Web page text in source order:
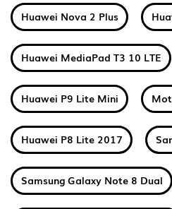
Huawei Nova 2 Plus
Huawei MediaPad T3 10 LTE
Huawei P9 Lite Mini
Huawei P8 Lite 2017
Samsung Galaxy Note 8 Dual